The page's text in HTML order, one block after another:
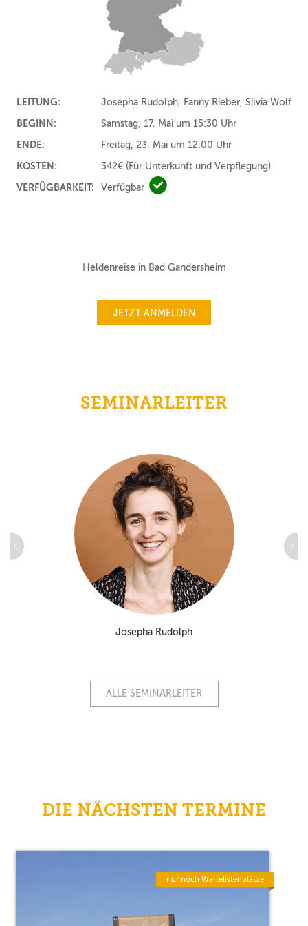
LEITUNG:
Josepha Rudolph, Fanny Rieber, Silvia Wolf
BEGINN:
Samstag, 17. Mai um 15:30 Uhr
ENDE:
Freitag, 23. Mai um 12:00 Uhr
KOSTEN:
342€ (Für Unterkunft und Verpflegung)
VERFÜGBARKEIT:
Verfügbar Verfügbar
Heldenreise in Bad Gandersheim
JETZT ANMELDEN
SEMINARLEITER
Josepha Rudolph
ALLE SEMINARLEITER
DIE NÄCHSTEN TERMINE
nur noch Wartelistenplätze